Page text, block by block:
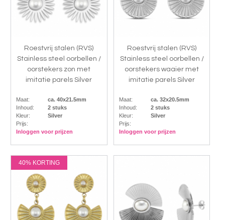
Roestvrij stalen (RVS)
Stainless steel oorbellen /
oorstekers zon met
imitatie parels Silver
Maat:
ca. 40x21.5mm
Inhoud:
2 stuks
Kleur:
Silver
Prijs:
Inloggen voor prijzen
Roestvrij stalen (RVS)
Stainless steel oorbellen /
oorstekers waaier met
imitatie parels Silver
Maat:
ca. 32x20.5mm
Inhoud:
2 stuks
Kleur:
Silver
Prijs:
Inloggen voor prijzen
40% KORTING